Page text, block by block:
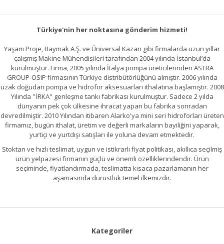
Türkiye'nin her noktasına gönderim hizmeti!
Yaşam Proje, Baymak A.Ş. ve Üniversal Kazan gibi firmalarda uzun yıllar
çalışmış Makine Mühendisileri tarafından 2004 yılında İstanbul’da
kurulmuştur. Firma, 2005 yılında İtalya pompa üreticilerinden ASTRA
GROUP-OSIP firmasının Türkiye distribütörlüğünü almıştır. 2006 yılında
uzak doğudan pompa ve hidrofor aksesuarları ithalatına başlamıştır. 2008
Yılında ''İRKA'' genleşme tankı fabrikası kurulmuştur. Sadece 2 yılda
dünyanın pek çok ülkesine ihracat yapan bu fabrika sonradan
devredilmiştir. 2010 Yılından itibaren Alarko'ya mini seri hidroforları üreten
firmamız, bugün ithalat, üretim ve değerli markaların bayiliğini yaparak,
yurtiçi ve yurtdışı satışları ile yoluna devam etmektedir.
Stoktan ve hızlı teslimat, uygun ve istikrarlı fiyat politikası, akıllıca seçilmiş
ürün yelpazesi firmanın güçlü ve önemli özelliklerindendir. Ürün
seçiminde, fiyatlandırmada, teslimatta kısaca pazarlamanın her
aşamasında dürüstlük temel ilkemizdir.
Kategoriler